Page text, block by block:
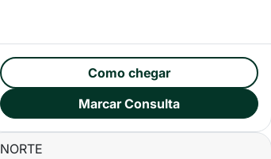
Como chegar
Marcar Consulta
NORTE